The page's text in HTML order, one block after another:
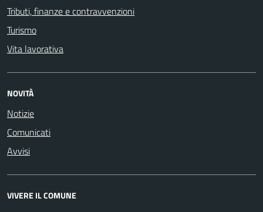
Tributi, finanze e contravvenzioni
Turismo
Vita lavorativa
NOVITÀ
Notizie
Comunicati
Avvisi
VIVERE IL COMUNE